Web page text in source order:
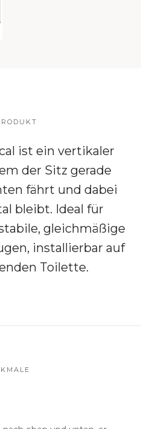
ist ein vertikaler
der Sitz gerade
fährt und dabei
bleibt. Ideal für
gleichmäßige
installierbar auf
Toilette.